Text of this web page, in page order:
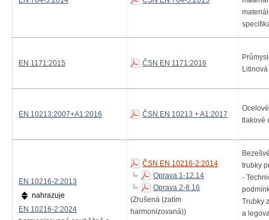
EN 1171:2015 ČSN EN 1171:2016
EN 10213:2007+A1:2016 ČSN EN 10213 + A1:2017
tlakové
EN 10216-2:2013
nahrazuje
EN 10216-2:2024
ČSN EN 10216-2:2014
Oprava 1-12.14
Oprava 2-8.16
(Zrušená (zatím
harmonizovaná))
trubky
-
Trubky
a